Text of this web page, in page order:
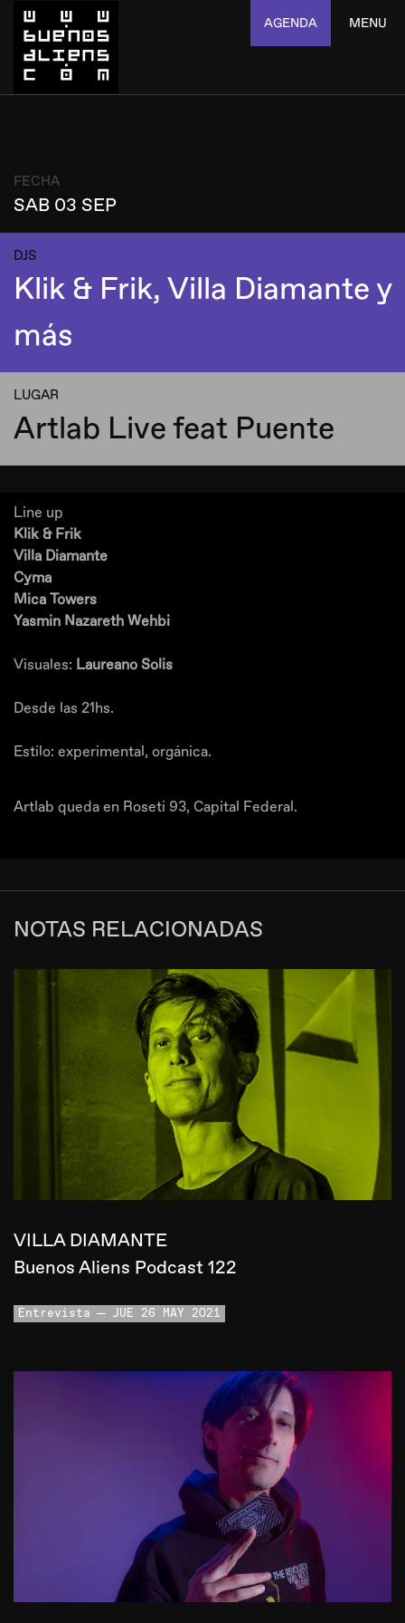
AGENDA MENU
FECHA
SAB 03 SEP
DJS
Klik & Frik, Villa Diamante y
más
LUGAR
Artlab Live feat Puente
Line up
Klik & Frik
Villa Diamante
Cyma
Mica Towers
Yasmin Nazareth Wehbi
Visuales: Laureano Solis
Desde las 21hs.
Estilo: experimental, orgánica.
Artlab queda en Roseti 93, Capital Federal.
NOTAS RELACIONADAS
VILLA DIAMANTE
Buenos Aliens Podcast 122
Entrevista JUE 26 MAY 2021